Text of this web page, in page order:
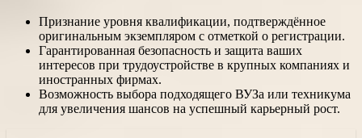
Признание уровня квалификации, подтверждённое
оригинальным экземпляром с отметкой о регистрации.
Гарантированная безопасность и защита ваших
интересов при трудоустройстве в крупных компаниях и
иностранных фирмах.
Возможность выбора подходящего ВУЗа или техникума
для увеличения шансов на успешный карьерный рост.